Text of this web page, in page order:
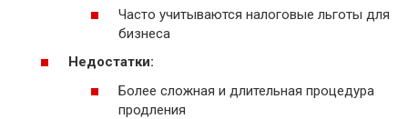
Часто учитываются налоговые льготы для
бизнеса
Недостатки:
Более сложная и длительная процедура
продления